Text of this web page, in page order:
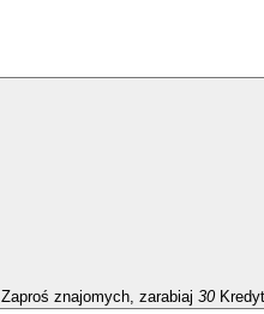
Zaproś znajomych, zarabiaj 30